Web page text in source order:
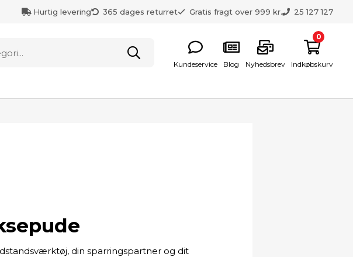
Hurtig levering 365 dages returret Gratis fragt over 999 kr. 25 127 127
Kundeservice Blog Nyhedsbrev Indkøbskurv
0
din sparringspartner og dit